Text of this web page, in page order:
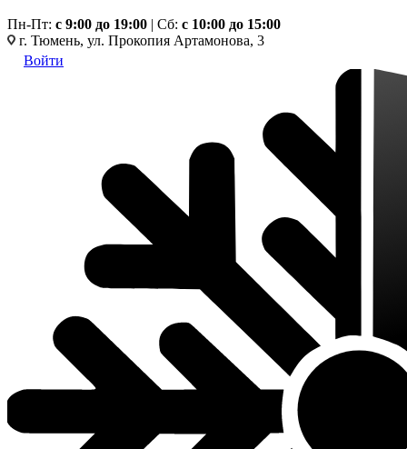
Пн-Пт: c 9:00 до 19:00 | Сб: с 10:00 до 15:00
г. Тюмень, ул. Прокопия Артамонова, 3
Войти